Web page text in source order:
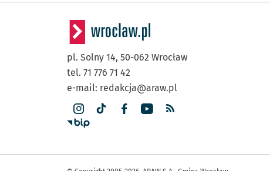
pl. Solny 14, 50-062 Wrocław
tel. 71 776 71 42
e-mail: redakcja@araw.pl